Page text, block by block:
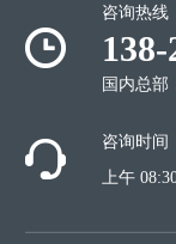
咨询热线
国内总部
咨询时间
上午